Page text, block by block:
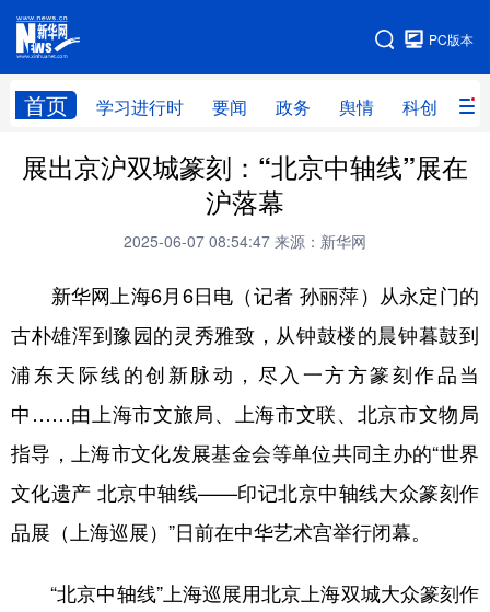
PC版本
首页 学习进行时 要闻 政务 舆情 科创 产
网站地图
首页 学习进行时 要闻 政务
民生
房产 体育 健康 图片
信息 廉政 原创 长三角频道
展出京沪双城篆刻：“北京中轴线”展在
沪落幕
2025-06-07 08:54:47 来源：新华网
新华网上海6月6日电（记者 孙丽萍）从永定门的
古朴雄浑到豫园的灵秀雅致，从钟鼓楼的晨钟暮鼓到
浦东天际线的创新脉动，尽入一方方篆刻作品当
中……由上海市文旅局、上海市文联、北京市文物局
指导，上海市文化发展基金会等单位共同主办的“世界
文化遗产 北京中轴线——印记北京中轴线大众篆刻作
品展（上海巡展）”日前在中华艺术宫举行闭幕。
“北京中轴线”上海巡展用北京上海双城大众篆刻作